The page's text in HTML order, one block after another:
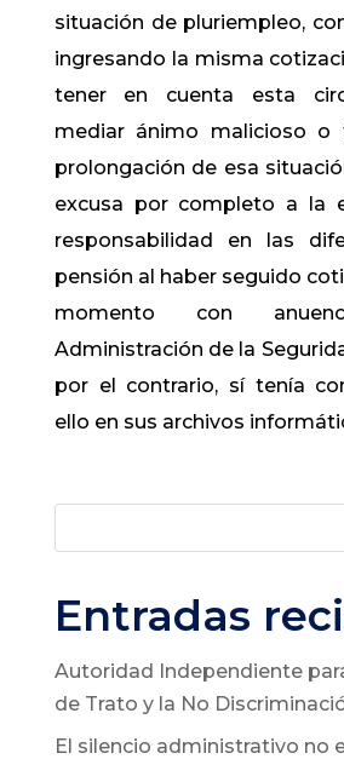
situación de pluriempleo,
ingresando la misma
tener en cuenta esta
mediar ánimo malicioso o
prolongación de esa
excusa por completo a la
responsabilidad en las
pensión al haber seguido
momento con
Administración de la
por el contrario, sí tenía
ello en sus archivos
Entradas
Autoridad Independiente
de Trato y la No
El silencio administrativo no